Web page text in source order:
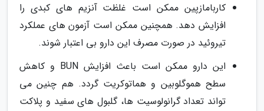
کاربامازپین ممکن است غلظت آنزیم های کبدی را
افزایش دهد. همچنین ممکن است آزمون های عملکرد
تیروئید در صورت مصرف این دارو بی اعتبار شوند.
این دارو ممکن است باعث افزایش BUN و کاهش
سطح هموگلوبین و هماتوکریت گردد. هم چنین می
تواند تعداد گرانولوسیت ها، گلبول های سفید و پلاکت